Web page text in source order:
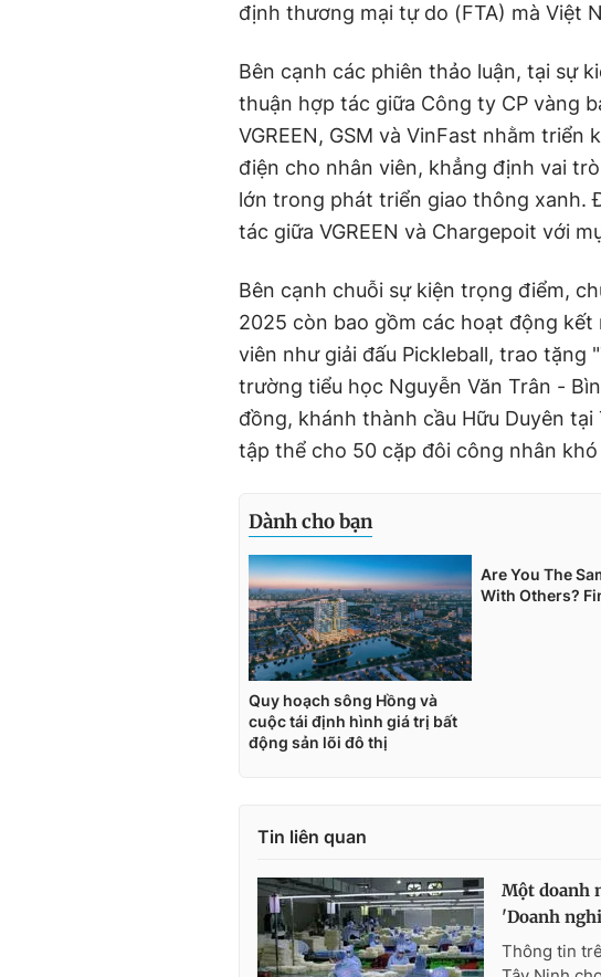
định thương mại tự do (FTA) mà Việt
Bên cạnh các phiên thảo luận, tại sự
thuận hợp tác giữa Công ty CP vàng
VGREEN, GSM và VinFast nhằm
điện cho nhân viên, khẳng định vai
lớn trong phát triển giao thông xanh.
tác giữa VGREEN và Chargepoit với
Bên cạnh chuỗi sự kiện trọng điểm,
2025 còn bao gồm các hoạt động
viên như giải đấu Pickleball, trao tặng
trường tiểu học Nguyễn Văn Trân -
đồng, khánh thành cầu Hữu Duyên
tập thể cho 50 cặp đôi công nhân khó
Tin liên quan
Một doanh
'Doanh
Thông tin